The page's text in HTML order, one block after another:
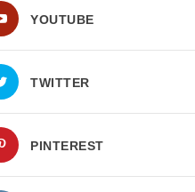
YOUTUBE
TWITTER
PINTEREST